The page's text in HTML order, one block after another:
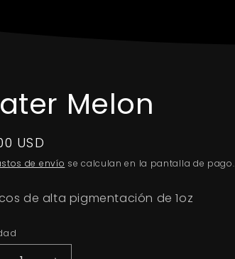
Melon
USD
de envío se calculan en la pantalla de pago.
de alta pigmentación de 1oz